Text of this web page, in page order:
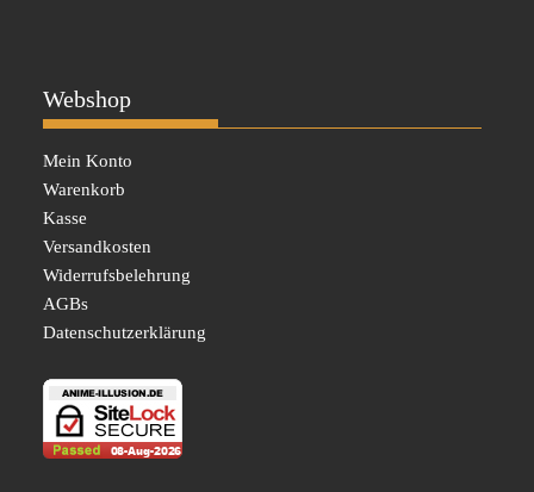
Webshop
Mein Konto
Warenkorb
Kasse
Versandkosten
Widerrufsbelehrung
AGBs
Datenschutzerklärung